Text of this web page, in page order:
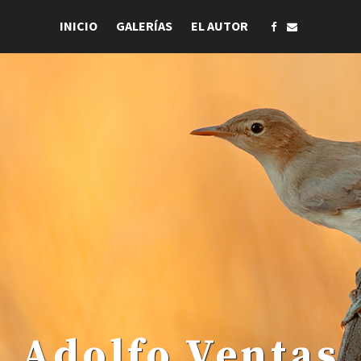
INICIO GALERÍAS EL AUTOR